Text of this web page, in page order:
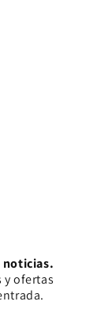
noticias.
y ofertas